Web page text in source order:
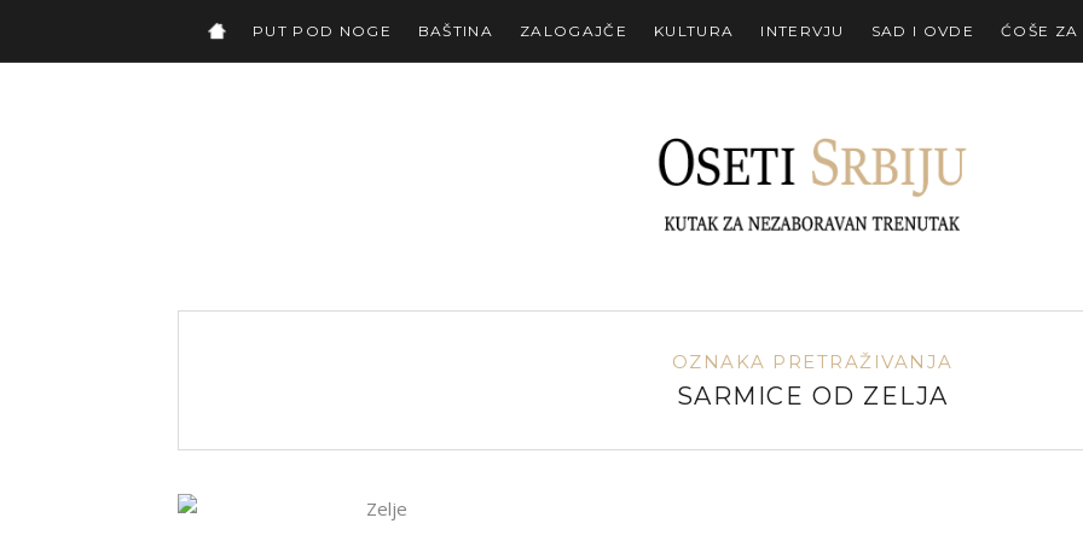
PUT POD NOGE BAŠTINA ZALOGAJČE KULTURA INTERVJU SAD I OVDE ĆOŠE ZA
OZNAKA PRETRAŽIVANJA
SARMICE OD ZELJA